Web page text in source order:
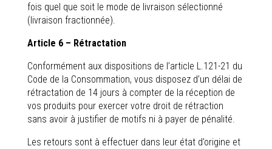
fois quel que soit le mode de livraison sélectionné
(livraison fractionnée).
Article 6 – Rétractation
Conformément aux dispositions de l’article L.121-21 du
Code de la Consommation, vous disposez d’un délai de
rétractation de 14 jours à compter de la réception de
vos produits pour exercer votre droit de rétraction
sans avoir à justifier de motifs ni à payer de pénalité.
Les retours sont à effectuer dans leur état d’origine et